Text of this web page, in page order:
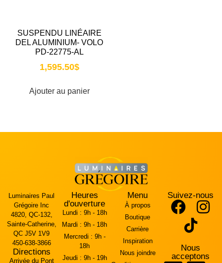
SUSPENDU LINÉAIRE
DEL ALUMINIUM- VOLO
PD-22775-AL
1,595.50$
Ajouter au panier
Luminaires Paul
Grégoire Inc
4820, QC-132,
Sainte-Catherine,
QC J5V 1V9
450-638-3866
Directions
Arrivée du Pont
Heures
d'ouverture
Lundi : 9h - 18h
Mardi : 9h - 18h
Mercredi : 9h -
18h
Jeudi : 9h - 19h
Menu
À propos
Boutique
Carrière
Inspiration
Nous joindre
Suivez-nous
Nous
acceptons